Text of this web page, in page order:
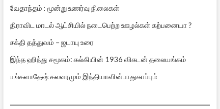
வேதாந்தம் : மூன்று உணர்வு நிலைகள்
திராவிட மாடல் ஆட்சியில் நடைபெற்ற ஊழல்கள் கற்பனையா ?
சக்தி தத்துவம் – ஜடாயு உரை
இந்த ஹிந்து சமூகம்: கல்கியின் 1936 விகடன் தலையங்கம்
பங்களாதேஷ் கலவரமும் இந்தியாவின்பாதுகாப்பும்